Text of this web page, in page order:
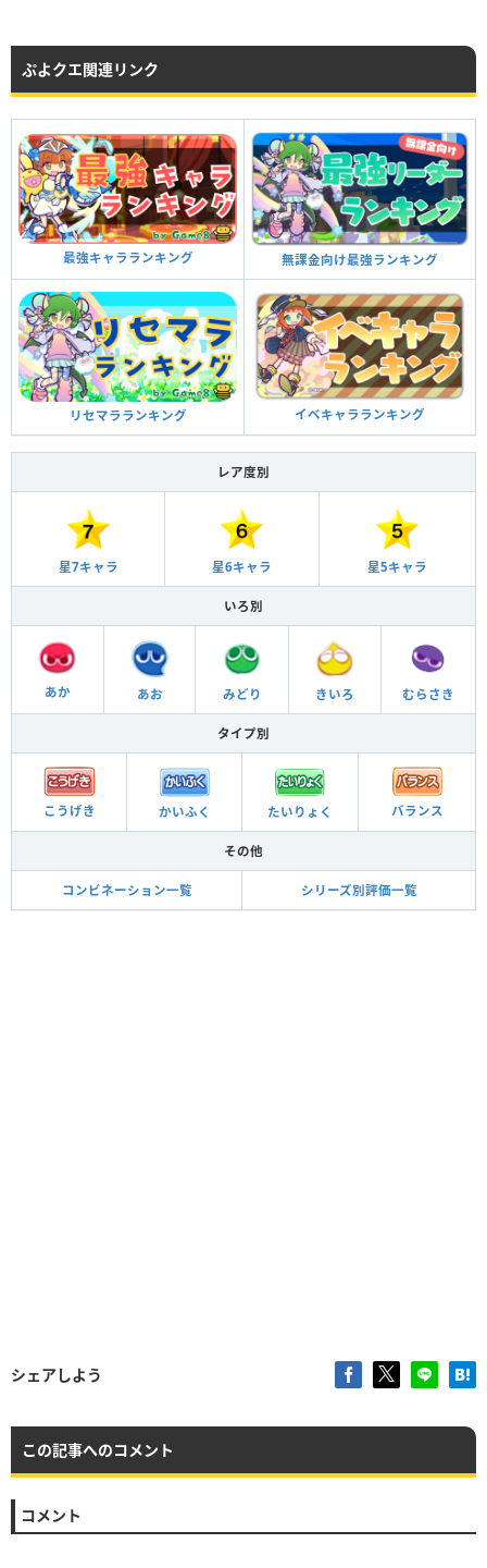
ぷよクエ関連リンク
最強キャラランキング 無課金向け最強ランキング
リセマラランキング イベキャラランキング
レア度別
星7キャラ 星6キャラ 星5キャラ
いろ別
あか あお みどり きいろ むらさき
タイプ別
こうげき かいふく たいりょく バランス
その他
コンビネーション一覧 シリーズ別評価一覧
シェアしよう
この記事へのコメント
コメント